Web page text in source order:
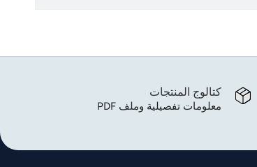
كتالوج المنتجات
معلومات تفصيلية وملف PDF